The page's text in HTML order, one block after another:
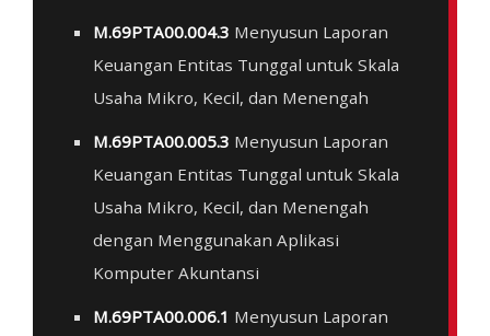
M.69PTA00.004.3 Menyusun Laporan
Keuangan Entitas Tunggal untuk Skala
Usaha Mikro, Kecil, dan Menengah
M.69PTA00.005.3 Menyusun Laporan
Keuangan Entitas Tunggal untuk Skala
Usaha Mikro, Kecil, dan Menengah
dengan Menggunakan Aplikasi
Komputer Akuntansi
M.69PTA00.006.1 Menyusun Laporan